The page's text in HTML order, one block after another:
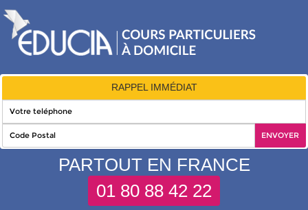
RAPPEL IMMÉDIAT
PARTOUT EN FRANCE
01 80 88 42 22